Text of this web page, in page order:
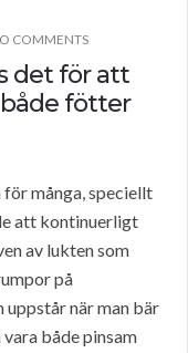
COMMENTS
det för att
fötter
många, speciellt
att kontinuerligt
av lukten som
på
när man bär
både pinsam